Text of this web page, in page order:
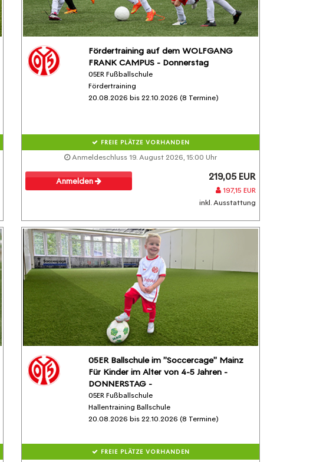
Fördertraining auf dem WOLFGANG
FRANK CAMPUS - Donnerstag
05ER Fußballschule
Fördertraining
20.08.2026 bis 22.10.2026 (8 Termine)
FREIE PLÄTZE VORHANDEN
Anmeldeschluss 19. August 2026, 15:00 Uhr
Anmelden 219,05 EUR
197,15 EUR
inkl. Ausstattung
05ER Ballschule im "Soccercage" Mainz
Für Kinder im Alter von 4-5 Jahren -
DONNERSTAG -
05ER Fußballschule
Hallentraining Ballschule
20.08.2026 bis 22.10.2026 (8 Termine)
FREIE PLÄTZE VORHANDEN